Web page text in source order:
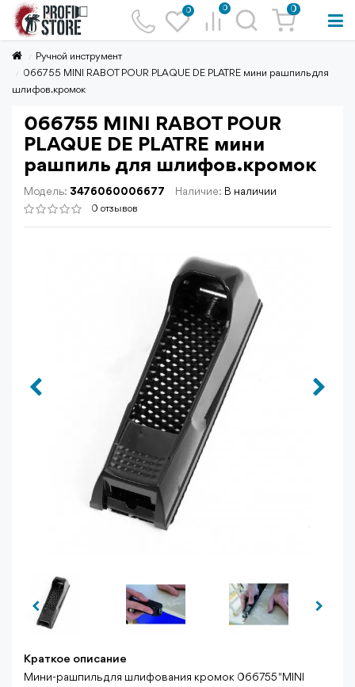
0 0 0
Ручной инструмент
066755 MINI RABOT POUR PLAQUE DE PLATRE мини рашпиль для
шлифов.кромок
066755 MINI RABOT POUR
PLAQUE DE PLATRE мини
рашпиль для шлифов.кромок
Модель: 3476060006677 Наличие: В наличии
0 отзывов
Краткое описание
Мини-рашпиль для шлифования кромок 066755 "MINI